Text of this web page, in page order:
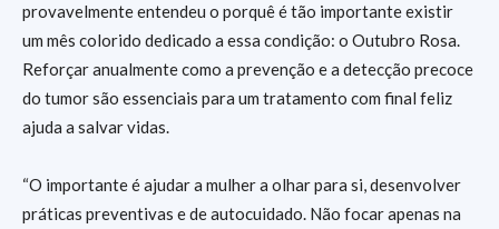
provavelmente entendeu o porquê é tão importante existir
um mês colorido dedicado a essa condição: o Outubro Rosa.
Reforçar anualmente como a prevenção e a detecção precoce
do tumor são essenciais para um tratamento com final feliz
ajuda a salvar vidas.
“O importante é ajudar a mulher a olhar para si, desenvolver
práticas preventivas e de autocuidado. Não focar apenas na